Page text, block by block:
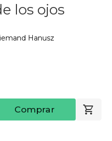
los ojos
Hanusz
Comprar